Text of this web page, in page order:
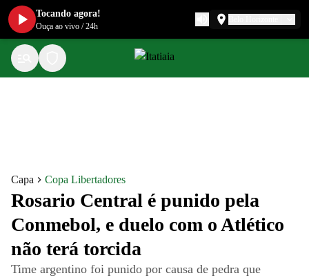
Capa Copa Libertadores
Rosario Central é punido pela
Conmebol, e duelo com o Atlético
não terá torcida
Time argentino foi punido por causa de pedra que
Tocando agora!
Ouça ao vivo /24h